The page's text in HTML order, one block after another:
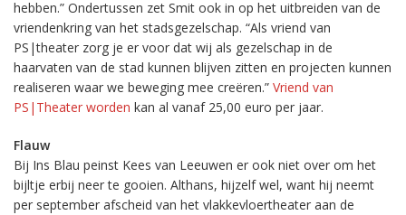
hebben.” Ondertussen zet Smit ook in op het uitbreiden van de
vriendenkring van het stadsgezelschap. “Als vriend van
PS|theater zorg je er voor dat wij als gezelschap in de
haarvaten van de stad kunnen blijven zitten en projecten kunnen
realiseren waar we beweging mee creëren.” Vriend van
PS|Theater worden kan al vanaf 25,00 euro per jaar.
Flauw
Bij Ins Blau peinst Kees van Leeuwen er ook niet over om het
bijltje erbij neer te gooien. Althans, hijzelf wel, want hij neemt
per september afscheid van het vlakkevloertheater aan de